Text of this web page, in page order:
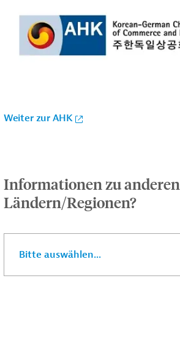
Weiter zur AHK
Informationen zu anderen
Ländern/Regionen?
Bitte auswählen...